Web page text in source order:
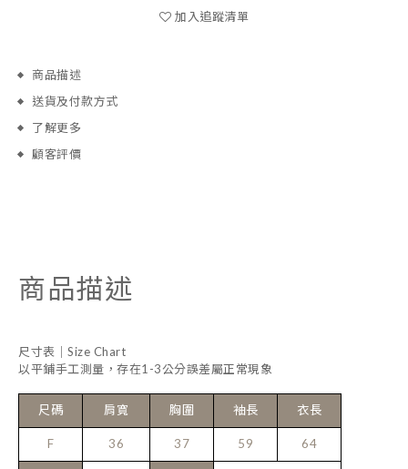
加入追蹤清單
商品描述
送貨及付款方式
了解更多
顧客評價
商品描述
尺寸表｜Size Chart
以平鋪手工測量，存在1-3公分誤差屬正常現象
尺碼 肩寬 胸圍 袖長 衣長
F 36 37 59 64